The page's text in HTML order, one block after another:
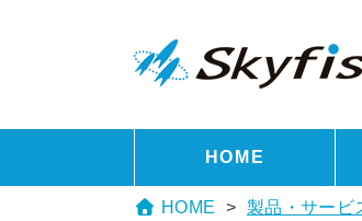
HOME
HOME 製品・サービ